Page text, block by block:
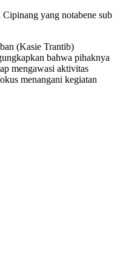
yang notabene sub
(Kasie Trantib)
bahwa pihaknya
mengawasi aktivitas
menangani kegiatan